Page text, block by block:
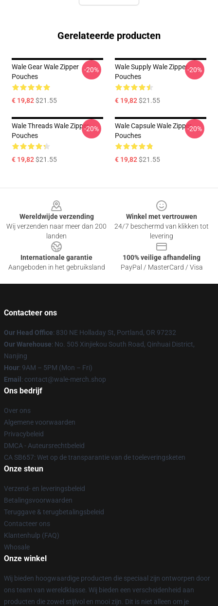
Gerelateerde producten
Wale Gear Wale Zipper
Pouches
€ 19,82$21.55
-20%
Wale Supply Wale Zipper
Pouches
€ 19,82$21.55
-20%
Wale Threads Wale Zipper
Pouches
€ 19,82$21.55
-20%
Wale Capsule Wale Zipper
Pouches
€ 19,82$21.55
-20%
Wereldwijde verzending
Wij verzenden naar meer dan 200
landen
Winkel met vertrouwen
24/7 beschermd van klikken tot
levering
Internationale garantie
Aangeboden in het gebruiksland
100% veilige afhandeling
PayPal / MasterCard / Visa
Contacteer ons
Our Head Office: 830 NE Holladay St, Portland, OR 97232
Our Warehouse: No. 505 Xinjiekou South Road, Qinhuai District,
Nanjing
Hour: 9AM – 5PM (Mon – Fri)
Email : contact@wale-merch.shop
Ons bedrijf
Over ons
Algemene voorwaarden
Privacybeleid
DMCA - Auteursrechtbeleid
CA SB657: Wet op de transparantie van de toeleveringsketen
Onze steun
Verzend- en leveringsbeleid
Betalingsvoorwaarden
Teruggave & terugbetalingsbeleid
Contacteer ons
Klantenhulp (FAQ)
Whosale
Onze winkel
Wij bieden hoogwaardige producten die speciaal zijn ontworpen door
ons team van wereldklasse. Wij bieden een verscheidenheid aan
producten die zowel stijlvol en mooi zijn. Dit is niet alleen om je